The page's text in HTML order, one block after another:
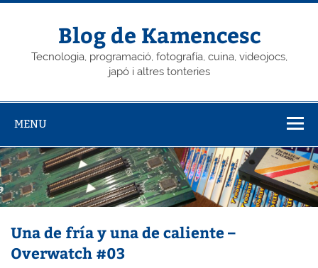
Skip
Blog de Kamencesc
Tecnologia, programació, fotografía, cuina, videojocs,
japó i altres tonteries
MENU
Una de fría y una de caliente –
Overwatch #03